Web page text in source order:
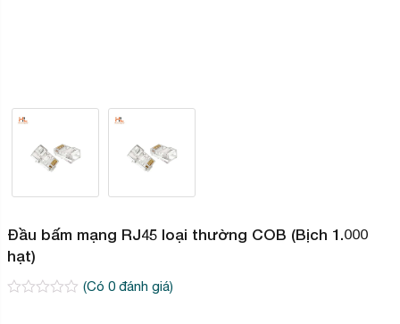
Đầu bấm mạng RJ45 loại thường COB (Bịch 1.000
hạt)
(Có 0đánh giá)